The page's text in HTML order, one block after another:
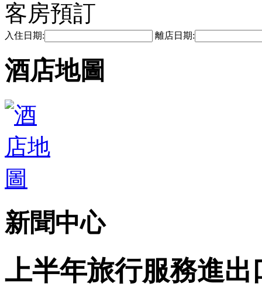
客房預訂
入住日期: 離店日期:
酒店地圖
新聞中心
上半年旅行服務進出